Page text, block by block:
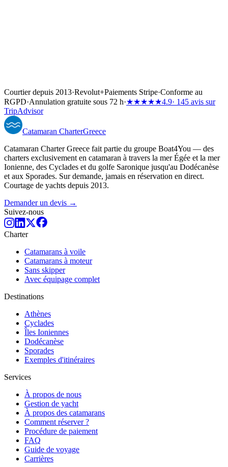
Courtier depuis 2013·Revolut+Paiements Stripe·Conforme au
RGPD·Annulation gratuite sous 72 h·★★★★★4.9· 145 avis sur
TripAdvisor
Catamaran CharterGreece
Catamaran Charter Greece fait partie du groupe Boat4You — des
charters exclusivement en catamaran à travers la mer Égée et la mer
Ionienne, des Cyclades et du golfe Saronique jusqu'au Dodécanèse
et aux Sporades. Sur demande, jamais en réservation en direct.
Courtage de yachts depuis 2013.
Demander un devis →
Suivez-nous
Charter
Catamarans à voile
Catamarans à moteur
Sans skipper
Avec équipage complet
Destinations
Athènes
Cyclades
Îles Ioniennes
Dodécanèse
Sporades
Exemples d'itinéraires
Services
À propos de nous
Gestion de yacht
À propos des catamarans
Comment réserver ?
Procédure de paiement
FAQ
Guide de voyage
Carrières